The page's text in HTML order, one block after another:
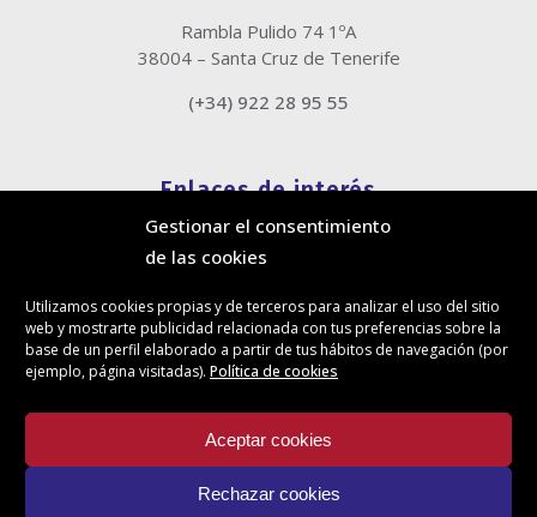
Gestionar el consentimiento
de las cookies
Utilizamos cookies propias y de terceros para analizar el uso del sitio
web y mostrarte publicidad relacionada con tus preferencias sobre la
base de un perfil elaborado a partir de tus hábitos de navegación (por
ejemplo, página visitadas). Política de cookies
Aceptar cookies
Rechazar cookies
Rambla Pulido 74 1ºA
38004 – Santa Cruz de Tenerife
(+34) 922 28 95 55
Enlaces de interés
Política de cookies
Política de privacidad
Canal de denuncias
Protección de privacidad en redes sociales
Síguenos